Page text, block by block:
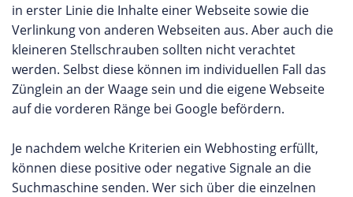
in erster Linie die Inhalte einer Webseite sowie die
Verlinkung von anderen Webseiten aus. Aber auch die
kleineren Stellschrauben sollten nicht verachtet
werden. Selbst diese können im individuellen Fall das
Zünglein an der Waage sein und die eigene Webseite
auf die vorderen Ränge bei Google befördern.
Je nachdem welche Kriterien ein Webhosting erfüllt,
können diese positive oder negative Signale an die
Suchmaschine senden. Wer sich über die einzelnen